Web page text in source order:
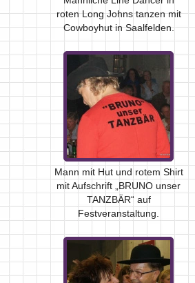
roten Long Johns tanzen mit
Cowboyhut in Saalfelden.
Mann mit Hut und rotem Shirt
mit Aufschrift „BRUNO unser
TANZBÄR“ auf
Festveranstaltung.